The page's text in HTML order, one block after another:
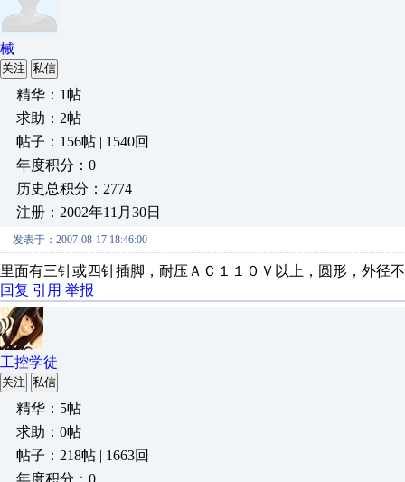
械
关注 私信
精华：1帖
求助：2帖
帖子：156帖 | 1540回
年度积分：0
历史总积分：2774
注册：2002年11月30日
发表于：2007-08-17 18:46:00
里面有三针或四针插脚，耐压ＡＣ１１０Ｖ以上，圆形，外径
回复 引用 举报
工控学徒
关注 私信
精华：5帖
求助：0帖
帖子：218帖 | 1663回
年度积分：0